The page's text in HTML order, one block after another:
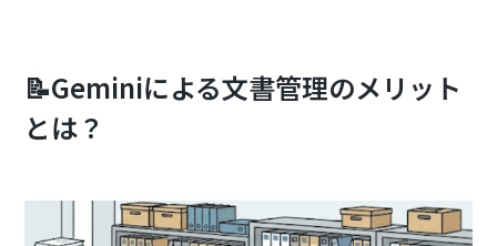
📝Geminiによる文書管理のメリット
とは？